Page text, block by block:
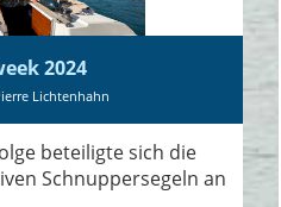
2024
Lichtenhahn
beteiligte sich die
Schnuppersegeln an